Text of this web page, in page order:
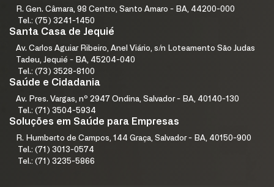
R. Gen. Câmara, 98 Centro, Santo Amaro - BA, 44200-000
Tel.: (75) 3241-1450
Santa Casa de Jequié
Av. Carlos Aguiar Ribeiro, Anel Viário, s/n Loteamento São Judas
Tadeu, Jequié - BA, 45204-040
Tel.: (73) 3528-8100
Saúde e Cidadania
Av. Pres. Vargas, nº 2947 Ondina, Salvador - BA, 40140-130
Tel.: (71) 3504-5934
Soluções em Saúde para Empresas
R. Humberto de Campos, 144 Graça, Salvador - BA, 40150-900
Tel.: (71) 3013-0574
Tel.: (71) 3235-5866